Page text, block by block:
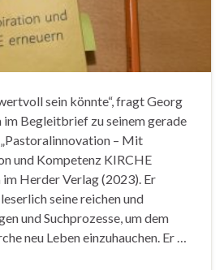
sein könnte“, fragt Georg
im Begleitbrief zu seinem gerade
– Mit
und Kompetenz KIRCHE
im Herder Verlag (2023). Er
seine reichen und
und Suchprozesse, um dem
neu Leben einzuhauchen. Er …